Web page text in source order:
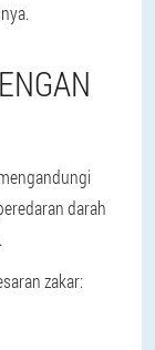
darah
zakar: